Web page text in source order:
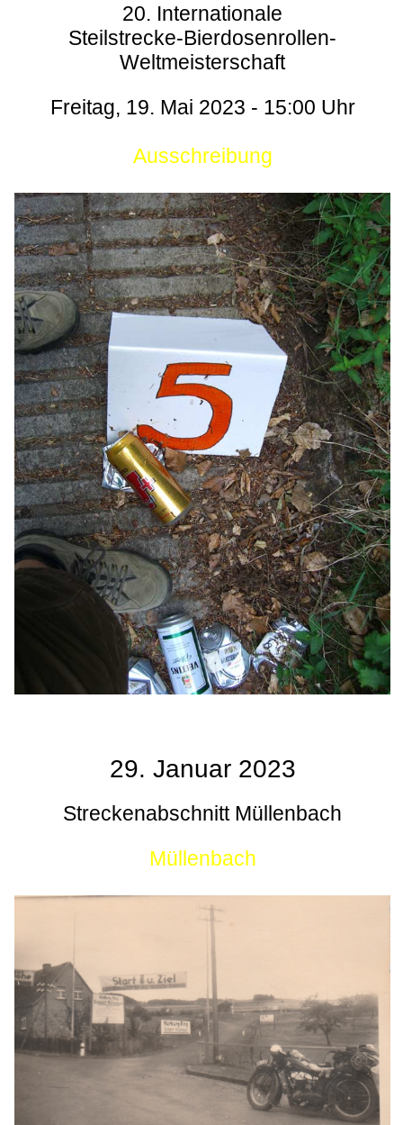
20. Internationale
Steilstrecke-Bierdosenrollen-
Weltmeisterschaft
Freitag, 19. Mai 2023 - 15:00 Uhr
Ausschreibung
29. Januar 2023
Streckenabschnitt Müllenbach
Müllenbach